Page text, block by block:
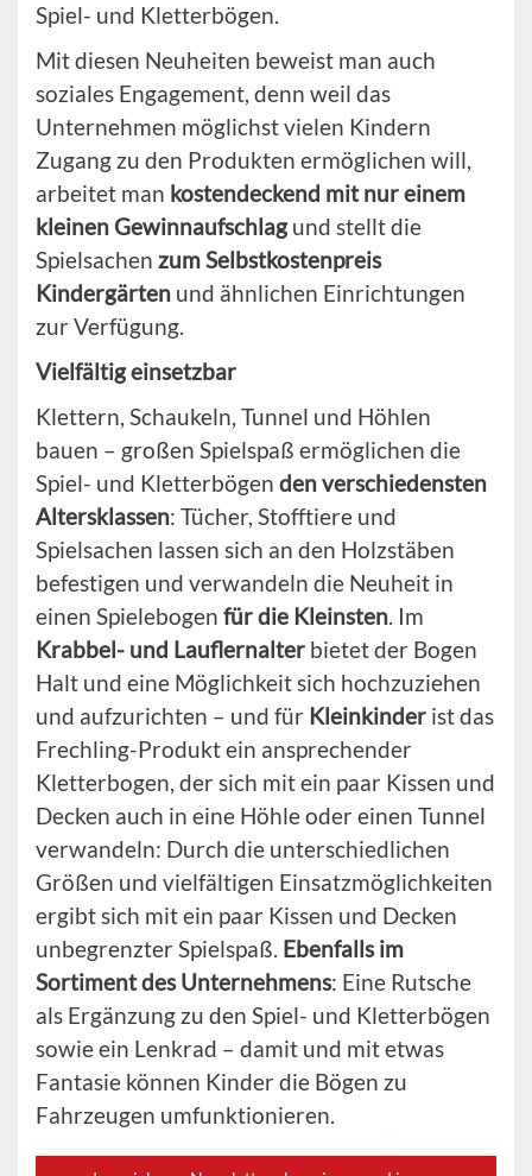
Spiel- und Kletterbögen.
Mit diesen Neuheiten beweist man auch
soziales Engagement, denn weil das
Unternehmen möglichst vielen Kindern
Zugang zu den Produkten ermöglichen will,
arbeitet man kostendeckend mit nur einem
kleinen Gewinnaufschlagund stellt die
Spielsachen zum Selbstkostenpreis
Kindergärten und ähnlichen Einrichtungen
zur Verfügung.
Vielfältig einsetzbar
Klettern, Schaukeln, Tunnel und Höhlen
bauen – großen Spielspaß ermöglichen die
Spiel- und Kletterbögen den verschiedensten
Altersklassen: Tücher, Stofftiere und
Spielsachen lassen sich an den Holzstäben
befestigen und verwandeln die Neuheit in
einen Spielebogen für die Kleinsten. Im
Krabbel- und Lauflernalter bietet der Bogen
Halt und eine Möglichkeit sich hochzuziehen
und aufzurichten – und für Kleinkinder ist das
Frechling-Produkt ein ansprechender
Kletterbogen, der sich mit ein paar Kissen und
Decken auch in eine Höhle oder einen Tunnel
verwandeln: Durch die unterschiedlichen
Größen und vielfältigen Einsatzmöglichkeiten
ergibt sich mit ein paar Kissen und Decken
unbegrenzter Spielspaß. Ebenfalls im
Sortiment des Unternehmens: Eine Rutsche
als Ergänzung zu den Spiel- und Kletterbögen
sowie ein Lenkrad – damit und mit etwas
Fantasie können Kinder die Bögen zu
Fahrzeugen umfunktionieren.